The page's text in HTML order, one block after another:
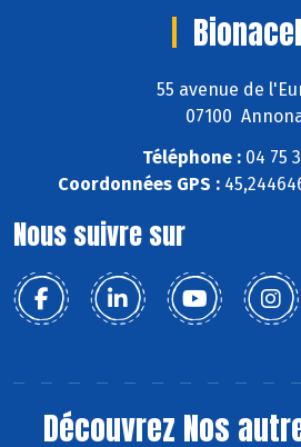
55 avenue de
07100
Téléphone : 04 75
Coordonnées GPS :
Nous suivre sur
Découvrez Nos